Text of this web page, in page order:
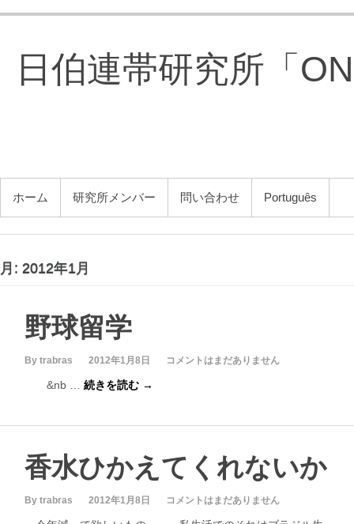
日伯連帯研究所「
メインメニュー
ホーム 研究所メンバー 問い合わせ Português
月: 2012年1月
野球留学
By trabras 2012年1月8日 コメントはまだありません
&nb … 続きを読む →
香水ひかえてくれないか
By trabras 2012年1月8日 コメントはまだありません